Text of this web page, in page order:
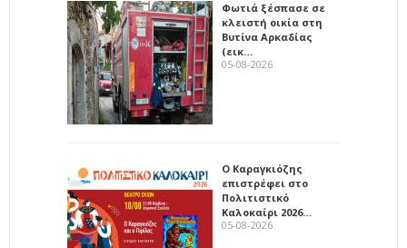
Φωτιά ξέσπασε σε
κλειστή οικία στη
Βυτίνα Αρκαδίας
(εικ…
05-08-2026
Ο Καραγκιόζης
επιστρέφει στο
Πολιτιστικό
Καλοκαίρι 2026…
05-08-2026